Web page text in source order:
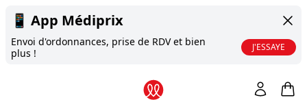
📱 App Médiprix
Envoi d'ordonnances, prise de RDV et bien
plus !
J'ESSAYE